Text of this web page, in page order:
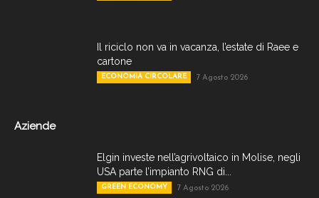
Il riciclo non va in vacanza, l’estate di Raee e
cartone
ECONOMIA CIRCOLARE 7 Agosto 2026
Aziende
Elgin investe nell’agrivoltaico in Molise, negli
USA parte l’impianto RNG di...
GREEN ECONOMY 7 Agosto 2026